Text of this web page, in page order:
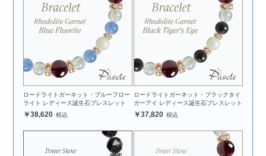
ロードライトガーネット・ブルーフロー
ライト レディース誕生石ブレスレット
38,620
ロードライトガーネット・ブラックタイ
ガーアイ レディース誕生石ブレスレット
37,820